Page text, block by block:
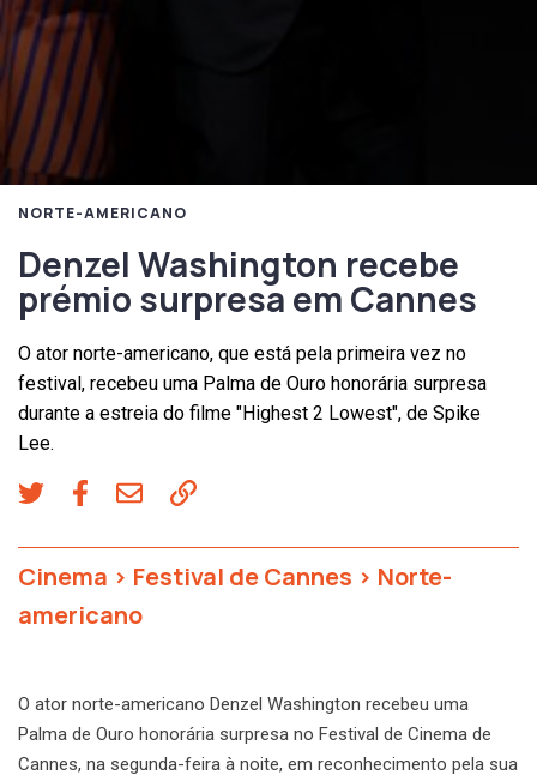
NORTE-AMERICANO
Denzel Washington recebe
prémio surpresa em Cannes
O ator norte-americano, que está pela primeira vez no
festival, recebeu uma Palma de Ouro honorária surpresa
durante a estreia do filme "Highest 2 Lowest", de Spike
Lee.
Cinema > Festival de Cannes > Norte-
americano
O ator norte-americano Denzel Washington recebeu uma
Palma de Ouro honorária surpresa no Festival de Cinema de
Cannes, na segunda-feira à noite, em reconhecimento pela sua